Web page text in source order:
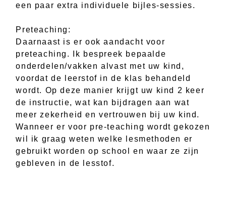
een paar extra individuele bijles-sessies.
Preteaching:
Daarnaast is er ook aandacht voor
preteaching. Ik bespreek bepaalde
onderdelen/vakken alvast met uw kind,
voordat de leerstof in de klas behandeld
wordt. Op deze manier krijgt uw kind 2 keer
de instructie, wat kan bijdragen aan wat
meer zekerheid en vertrouwen bij uw kind.
Wanneer er voor pre-teaching wordt gekozen
wil ik graag weten welke lesmethoden er
gebruikt worden op school en waar ze zijn
gebleven in de lesstof.